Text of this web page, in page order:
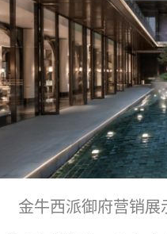
金牛西派御府营销展